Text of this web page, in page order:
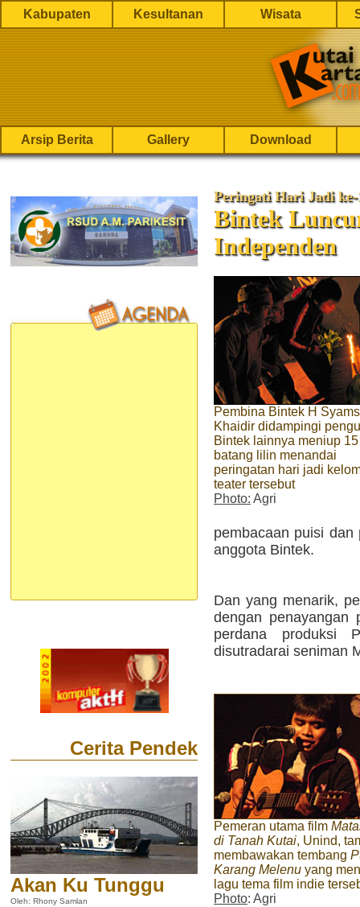
Kabupaten Kesultanan Wisata
Arsip Berita Gallery Download
Cerita Pendek
Akan Ku Tunggu
Oleh: Rhony Samlan
Peringati Hari Jadi ke-
Bintek
Independen
Pembina Bintek H
Khaidir didampingi
Bintek lainnya meniup 15
batang lilin menandai
peringatan hari jadi
teater tersebut
Photo: Agri
pembacaan puisi
anggota Bintek.
Dan yang menarik,
dengan penayangan
perdana produksi
disutradarai seniman
Pemeran utama film
di Tanah Kutai, Unind,
membawakan tembang
Karang Melenu yang
lagu tema film indie
Photo: Agri